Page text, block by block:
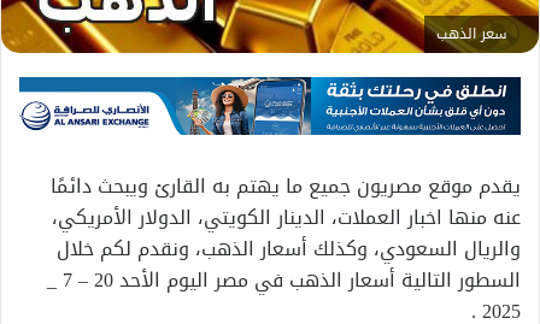
سعر الذهب
يقدم موقع مصريون جميع ما يهتم به القارئ ويبحث دائمًا
عنه منها اخبار العملات، الدينار الكويتي، الدولار الأمريكي،
والريال السعودي، وكذلك أسعار الذهب، ونقدم لكم خلال
السطور التالية أسعار الذهب في مصر اليوم الأحد 20 – 7 _
2025 .